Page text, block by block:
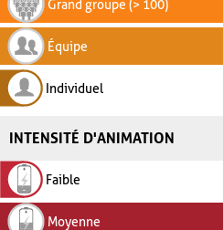
Grand groupe (> 100)
Équipe
Individuel
INTENSITÉ D'ANIMATION
Faible
Moyenne